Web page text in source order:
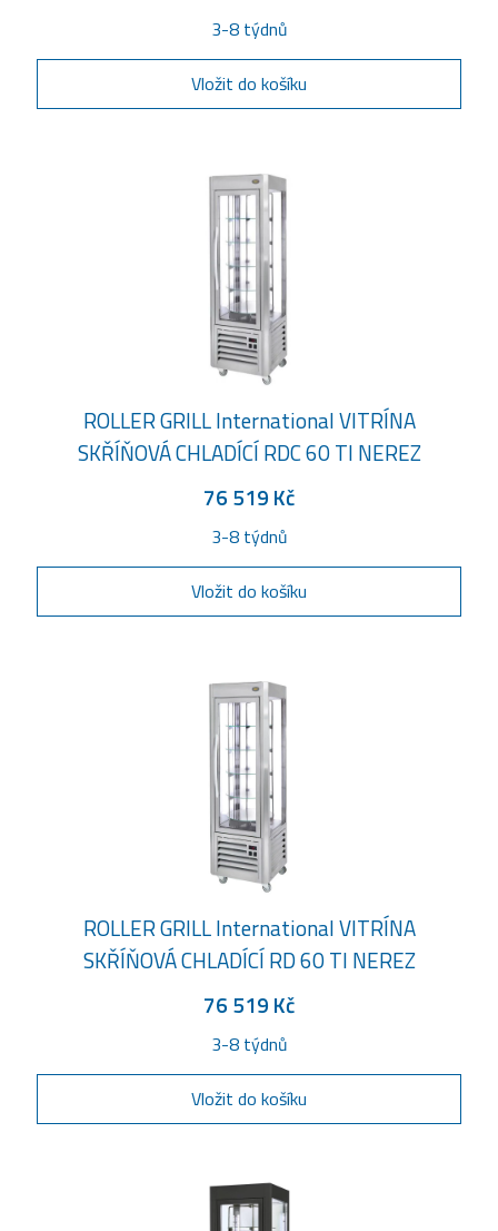
3-8 týdnů
Vložit do košíku
ROLLER GRILL International VITRÍNA
SKŘÍŇOVÁ CHLADÍCÍ RDC 60 TI NEREZ
76 519 Kč
3-8 týdnů
Vložit do košíku
ROLLER GRILL International VITRÍNA
SKŘÍŇOVÁ CHLADÍCÍ RD 60 TI NEREZ
76 519 Kč
3-8 týdnů
Vložit do košíku